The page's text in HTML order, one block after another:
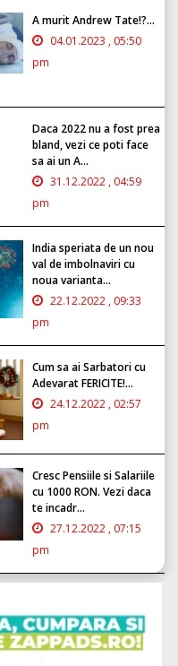
A murit Andrew Tate!?...
04.01.2023 , 05:50
pm
Daca 2022 nu a fost prea
bland, vezi ce poti face
sa ai un A...
31.12.2022 , 04:59
pm
India speriata de un nou
val de imbolnaviri cu
noua varianta...
22.12.2022 , 09:33
pm
Cum sa ai Sarbatori cu
Adevarat FERICITE!...
24.12.2022 , 02:57
pm
Cresc Pensiile si Salariile
cu 1000 RON. Vezi daca
te incadr...
27.12.2022 , 07:15
pm